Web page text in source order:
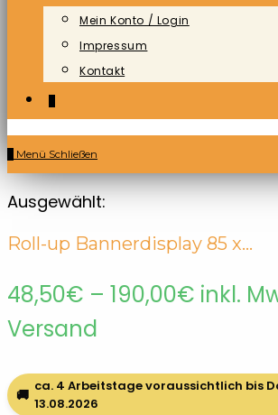
Mein Konto / Login
Impressum
Kontakt
Menü Schließen
Ausgewählt:
Roll-up Bannerdisplay 85 x…
48,50€ – 190,00€
190,00€
inkl.
Versand
🚚
ca. 4 Arbeitstage voraussichtlich bis
13.08.2026